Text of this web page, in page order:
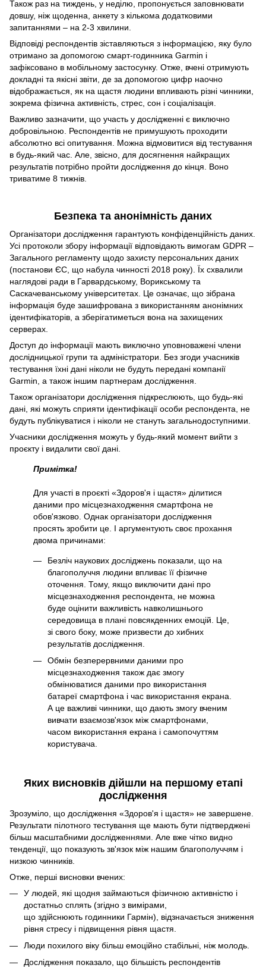
Також раз на тиждень, у неділю, пропонується заповнювати
довшу, ніж щоденна, анкету з кількома додатковими
запитаннями – на 2-3 хвилини.
Відповіді респондентів зіставляються з інформацією, яку було
отримано за допомогою смарт-годинника Garmin і
зафіксовано в мобільному застосунку. Отже, вчені отримують
докладні та якісні звіти, де за допомогою цифр наочно
відображається, як на щастя людини впливають різні чинники,
зокрема фізична активність, стрес, сон і соціалізація.
Важливо зазначити, що участь у дослідженні є виключно
добровільною. Респондентів не примушують проходити
абсолютно всі опитування. Можна відмовитися від тестування
в будь-який час. Але, звісно, для досягнення найкращих
результатів потрібно пройти дослідження до кінця. Воно
триватиме 8 тижнів.
Безпека та анонімність даних
Організатори дослідження гарантують конфіденційність даних.
Усі протоколи збору інформації відповідають вимогам GDPR –
Загального регламенту щодо захисту персональних даних
(постанови ЄС, що набула чинності 2018 року). Їх схвалили
наглядові ради в Гарвардському, Ворикському та
Саскачеванському університетах. Це означає, що зібрана
інформація буде зашифрована з використанням анонімних
ідентифікаторів, а зберігатиметься вона на захищених
серверах.
Доступ до інформації мають виключно уповноважені члени
дослідницької групи та адміністратори. Без згоди учасників
тестування їхні дані ніколи не будуть передані компанії
Garmin, а також іншим партнерам дослідження.
Також організатори дослідження підкреслюють, що будь-які
дані, які можуть сприяти ідентифікації особи респондента, не
будуть публікуватися і ніколи не стануть загальнодоступними.
Учасники дослідження можуть у будь-який момент вийти з
проєкту і видалити свої дані.
Примітка!
Для участі в проєкті «Здоров'я і щастя» ділитися
даними про місцезнаходження смартфона не
обов'язково. Однак організатори дослідження
просять зробити це. І аргументують своє прохання
двома причинами:
Безліч наукових досліджень показали, що на
благополуччя людини впливає її фізичне
оточення. Тому, якщо виключити дані про
місцезнаходження респондента, не можна
буде оцінити важливість навколишнього
середовища в плані повсякденних емоцій. Це,
зі свого боку, може призвести до хибних
результатів дослідження.
Обмін безперервними даними про
місцезнаходження також дає змогу
обмінюватися даними про використання
батареї смартфона і час використання екрана.
А це важливі чинники, що дають змогу вченим
вивчати взаємозв'язок між смартфонами,
часом використання екрана і самопочуттям
користувача.
Яких висновків дійшли на першому етапі
дослідження
Зрозуміло, що дослідження «Здоров'я і щастя» не завершене.
Результати пілотного тестування ще мають бути підтверджені
більш масштабними дослідженнями. Але вже чітко видно
тенденції, що показують зв'язок між нашим благополуччям і
низкою чинників.
Отже, перші висновки вчених:
У людей, які щодня займаються фізичною активністю і
достатньо сплять (згідно з вимірами,
що здійснюють годинники Гармін), відзначається зниження
рівня стресу і підвищення рівня щастя.
Люди похилого віку більш емоційно стабільні, ніж молодь.
Дослідження показало, що більшість респондентів